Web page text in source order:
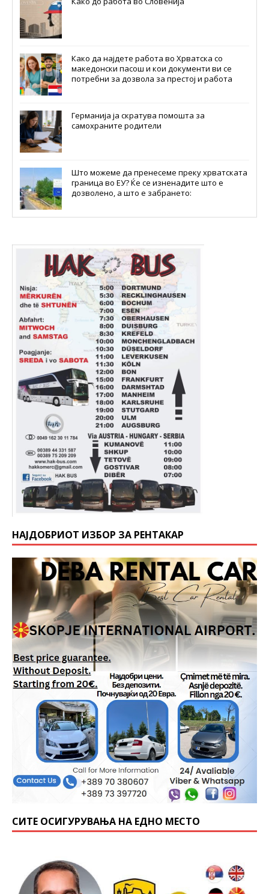
Како да најдете работа во Хрватска со
македонски пасош и кои документи ви се
потребни за дозвола за престој и работа
Германија ја скратува помошта за
самохраните родители
Што можеме да пренесеме преку хрватската
граница во ЕУ? Ќе се изненадите што е
дозволено, а што е забрането:
НАЈДОБРИОТ ИЗБОР ЗА РЕНТАКАР
СИТЕ ОСИГУРУВАЊА НА ЕДНО МЕСТО